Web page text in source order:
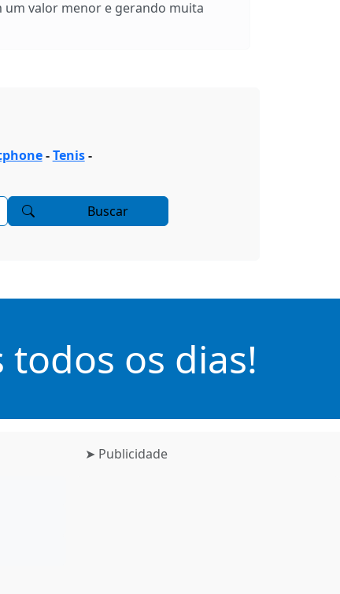
valor menor e gerando muita
-Tenis-
Buscar
os dias!
➤ Publicidade